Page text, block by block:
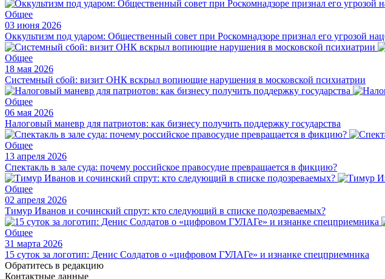
Общее
03 июня 2026
Оккультизм под ударом: Общественный совет при Роскомнадзоре признал его угрозой
Общее
18 мая 2026
Системный сбой: визит ОНК вскрыл вопиющие нарушения в московской психиатрии
Общее
06 мая 2026
Налоговый маневр для патриотов: как бизнесу получить поддержку государства
Общее
13 апреля 2026
Спектакль в зале суда: почему российское правосудие превращается в фикцию?
Общее
02 апреля 2026
Тимур Иванов и сочинский спрут: кто следующий в списке подозреваемых?
Общее
31 марта 2026
15 суток за логотип: Денис Солдатов о «цифровом ГУЛАГе» и изнанке спецприемника
Обратитесь в редакцию
Контактные данные